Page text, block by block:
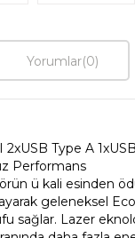
Yorumlar(0)
Type A
Performans
ü kali esinden
geleneksel
sağlar. Lazer